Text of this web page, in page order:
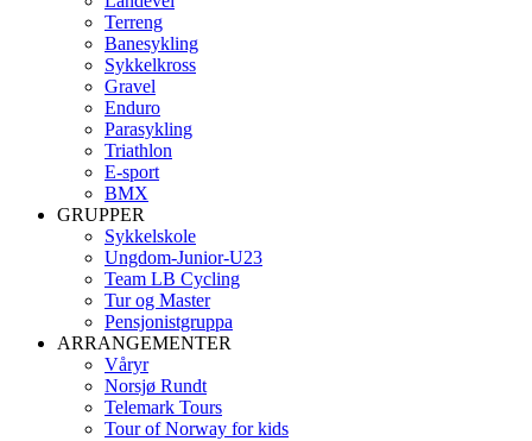
Terreng
Banesykling
Sykkelkross
Gravel
Enduro
Parasykling
Triathlon
E-sport
BMX
GRUPPER
Sykkelskole
Ungdom-Junior-U23
Team LB Cycling
Tur og Master
Pensjonistgruppa
ARRANGEMENTER
Våryr
Norsjø Rundt
Telemark Tours
Tour of Norway for kids